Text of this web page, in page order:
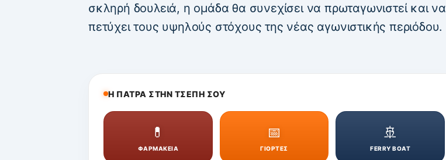
σκληρή δουλειά, η ομάδα θα συνεχίσει να πρωταγωνιστεί και να
πετύχει τους υψηλούς στόχους της νέας αγωνιστικής περιόδου.
Η ΠΑΤΡΑ ΣΤΗΝ ΤΣΕΠΗ ΣΟΥ
💊
ΦΑΡΜΑΚΕΙΑ
📅
ΓΙΟΡΤΕΣ
🚢
FERRY BOAT